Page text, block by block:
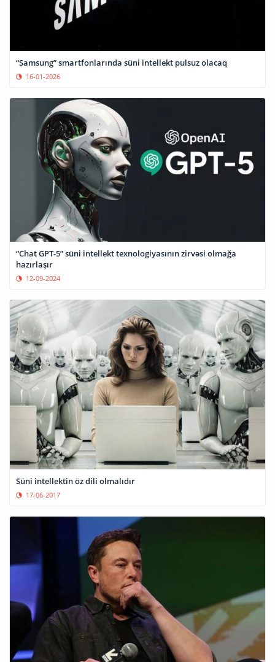
“Samsung” smartfonlarında süni intellekt pulsuz olacaq
16-01-2026
“Chat GPT-5” süni intellekt texnologiyasının zirvəsi olmağa
hazırlaşır
12-09-2024
Süni intellektin öz dili olmalıdır
17-06-2017